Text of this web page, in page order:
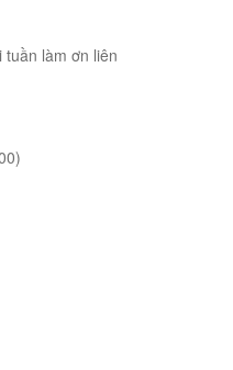
làm ơn liên